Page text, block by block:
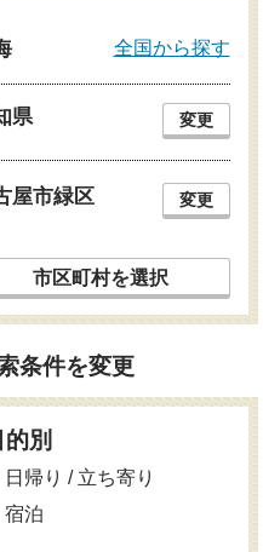
全国から探す
県 変更
屋市緑区 変更
市区町村を選択
条件を変更
的別
日帰り / 立ち寄り
宿泊